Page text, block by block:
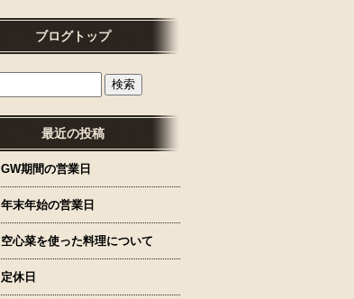
ブログトップ
最近の投稿
GW期間の営業日
年末年始の営業日
空心菜を使った料理について
定休日